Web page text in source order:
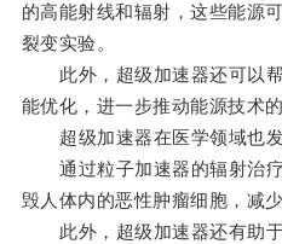
的高能射线和辐射，这些能源
裂变实验。
此外，超级加速器还可以帮
能优化，进一步推动能源技术的
超级加速器在医学领域也发
通过粒子加速器的辐射治疗
毁人体内的恶性肿瘤细胞，减
此外，超级加速器还有助于